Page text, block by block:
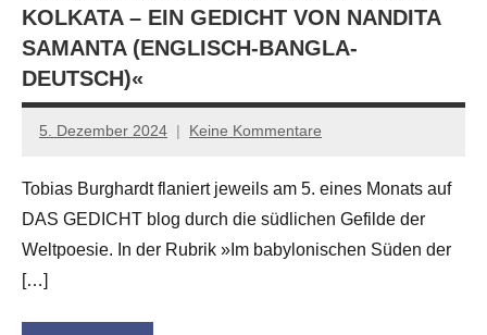
KOLKATA – EIN GEDICHT VON NANDITA
SAMANTA (ENGLISCH-BANGLA-
DEUTSCH)«
5. Dezember 2024
Anton
Leitner
Keine Kommentare
Tobias Burghardt flaniert jeweils am 5. eines Monats auf
DAS GEDICHT blog durch die südlichen Gefilde der
Weltpoesie. In der Rubrik »Im babylonischen Süden der
[…]